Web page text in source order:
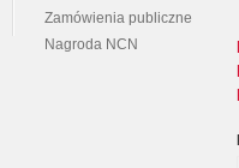
Zamówienia publiczne
Nagroda NCN